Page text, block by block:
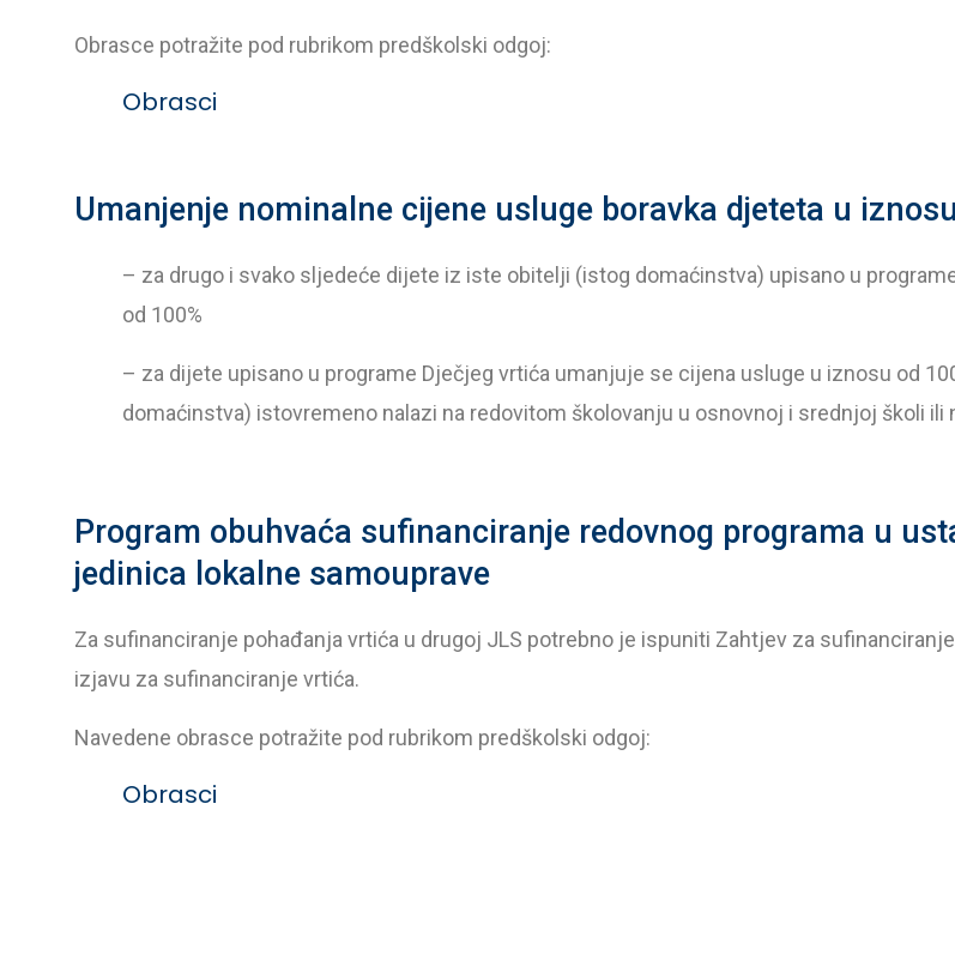
Obrasce potražite pod rubrikom predškolski odgoj:
Obrasci
Umanjenje nominalne cijene usluge boravka djeteta u
– za drugo i svako sljedeće dijete iz iste obitelji (istog domaćinstva) upisano u
od 100%
– za dijete upisano u programe Dječjeg vrtića umanjuje se cijena usluge u iznosu od
domaćinstva) istovremeno nalazi na redovitom školovanju u osnovnoj i srednjoj školi ili
Program obuhvaća sufinanciranje redovnog programa u
jedinica lokalne samouprave
Za sufinanciranje pohađanja vrtića u drugoj JLS potrebno je ispuniti Zahtjev za
izjavu za sufinanciranje vrtića.
Navedene obrasce potražite pod rubrikom predškolski odgoj:
Obrasci